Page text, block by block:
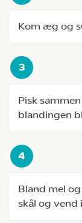
Kom æg og
Pisk
blandingen
Bland mel
skål og